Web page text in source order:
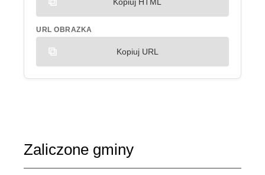
URL OBRAZKA
Kopiuj URL
Zaliczone gminy